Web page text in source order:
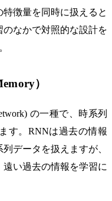
徴量を同時に扱えると
なかで対照的な設計を
）
の一種で、時系列
す。RNNは過去の情報
データを扱えますが、
い過去の情報を学習に